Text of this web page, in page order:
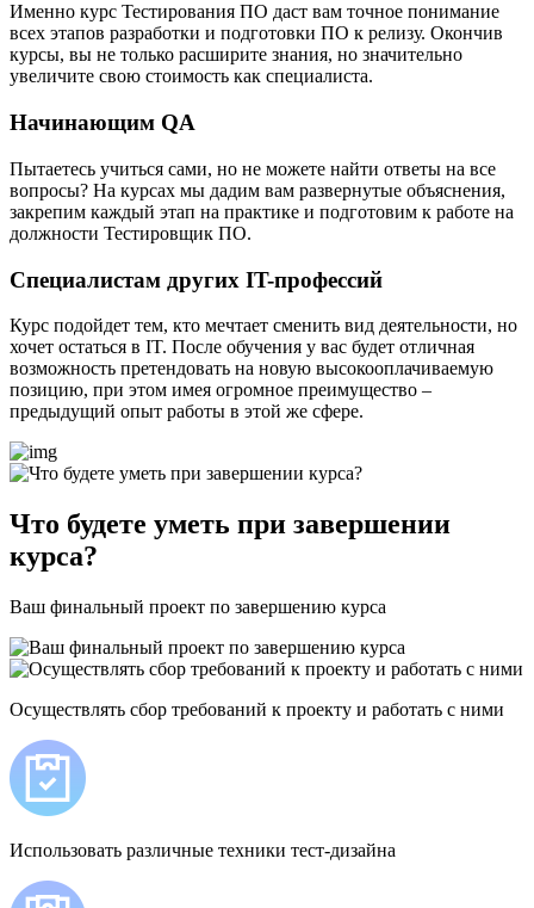
Именно курс Тестирования ПО даст вам точное понимание
всех этапов разработки и подготовки ПО к релизу. Окончив
курсы, вы не только расширите знания, но значительно
увеличите свою стоимость как специалиста.
Начинающим QA
Пытаетесь учиться сами, но не можете найти ответы на все
вопросы? На курсах мы дадим вам развернутые объяснения,
закрепим каждый этап на практике и подготовим к работе на
должности Тестировщик ПО.
Специалистам других IT-профессий
Курс подойдет тем, кто мечтает сменить вид деятельности, но
хочет остаться в IT. После обучения у вас будет отличная
возможность претендовать на новую высокооплачиваемую
позицию, при этом имея огромное преимущество –
предыдущий опыт работы в этой же сфере.
Что будете уметь при завершении
курса?
Ваш финальный проект по завершению курса
Осуществлять сбор требований к проекту и работать с ними
Использовать различные техники тест-дизайна